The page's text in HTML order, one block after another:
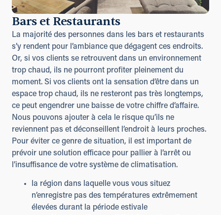
Bars et Restaurants
La majorité des personnes dans les bars et restaurants
s’y rendent pour l’ambiance que dégagent ces endroits.
Or, si vos clients se retrouvent dans un environnement
trop chaud, ils ne pourront profiter pleinement du
moment. Si vos clients ont la sensation d’être dans un
espace trop chaud, ils ne resteront pas très longtemps,
ce peut engendrer une baisse de votre chiffre d’affaire.
Nous pouvons ajouter à cela le risque qu’ils ne
reviennent pas et déconseillent l’endroit à leurs proches.
Pour éviter ce genre de situation, il est important de
prévoir une solution efficace pour pallier à l’arrêt ou
l’insuffisance de votre système de climatisation.
la région dans laquelle vous vous situez
n’enregistre pas des températures extrêmement
élevées durant la période estivale